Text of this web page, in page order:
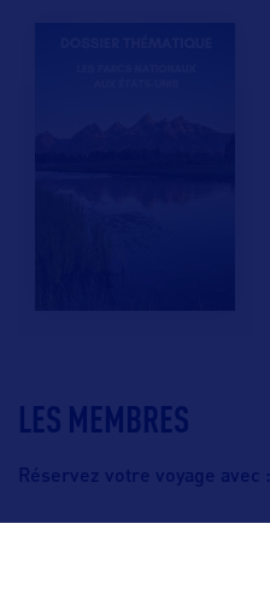
LES MEMBRES
Réservez votre voyage avec :